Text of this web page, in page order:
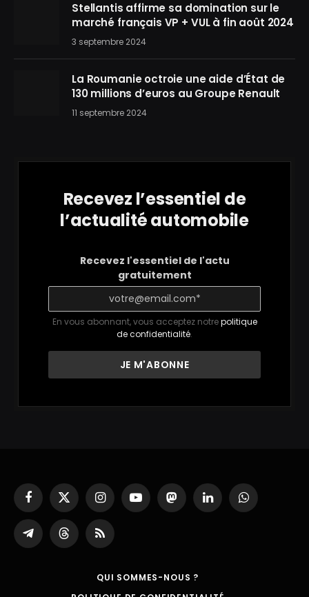
Stellantis affirme sa domination sur le
marché français VP + VUL à fin août 2024
3 septembre 2024
La Roumanie octroie une aide d’État de
130 millions d’euros au Groupe Renault
11 septembre 2024
Recevez l’essentiel de
l’actualité automobile
Recevez l'essentiel de l'actu
gratuitement
En vous abonnant, vous acceptez notrepolitique
de confidentialité.
Facebook
X
(Twitter)
InstagramYouTubeMastodonLinkedInWhatsApp
Partager
sur
ThreadsRSS
QUI SOMMES-NOUS ?